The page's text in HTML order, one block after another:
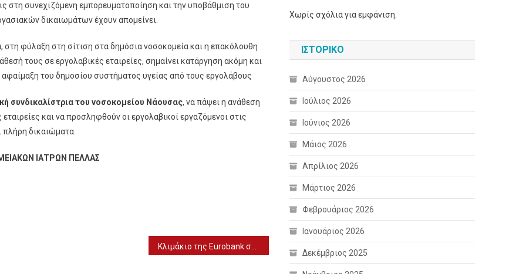
στη συνεχιζόμενη εμπορευματοποίηση και την υποβάθμιση του
δικαιωμάτων έχουν απομείνει.
φύλαξη στη σίτιση στα δημόσια νοσοκομεία και η επακόλουθη
τους σε εργολαβικές εταιρείες, σημαίνει κατάργηση ακόμη και
του δημοσίου συστήματος υγείας από τους εργολάβους
συνδικαλίστρια του νοσοκομείου Νάουσας, να πάψει η ανάθεση
και να προσληφθούν οι εργολαβικοί εργαζόμενοι στις
πλήρη δικαιώματα.
ΙΑΤΡΩΝ ΠΕΛΛΑΣ
Κλιμάκιο της Eurobank στην Εδεσσα
Χωρίς σχόλια για εμφάνιση.
ΙΣΤΟΡΙΚΌ
Αύγουστος 2026
Ιούλιος 2026
Ιούνιος 2026
Μάιος 2026
Απρίλιος 2026
Μάρτιος 2026
Φεβρουάριος 2026
Ιανουάριος 2026
Δεκέμβριος 2025